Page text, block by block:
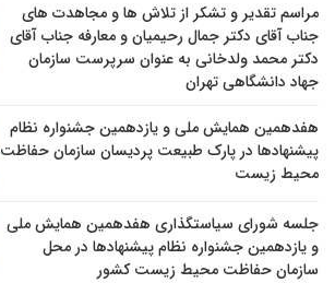
مراسم تقدیر و تشکر از تلاش ها و مجاهدت های
جناب آقای دکتر جمال رحیمیان و معارفه جناب آقای
دکتر محمد ولدخانی به عنوان سرپرست سازمان
جهاد دانشگاهی تهران
هفدهمین همایش ملی و یازدهمین جشنواره نظام
پیشنهادها در پارک طبیعت پردیسان سازمان حفاظت
محیط زیست
جلسه شورای سیاستگذاری هفدهمین همایش ملی
و یازدهمین جشنواره نظام پیشنهادها در محل
سازمان حفاظت محیط زیست کشور